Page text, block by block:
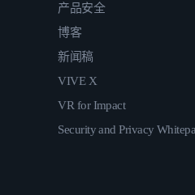
产品安全
博客
新闻稿
VIVE X
VR for Impact
Security and Privacy